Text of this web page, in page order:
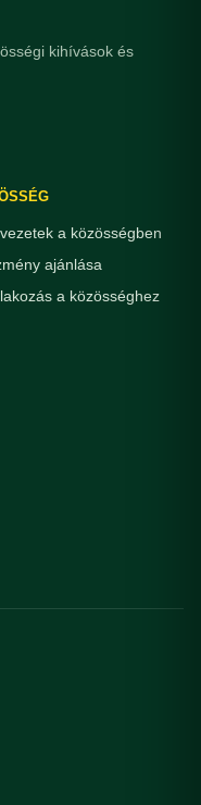
kihívások és
a közösségben
ajánlása
a közösséghez